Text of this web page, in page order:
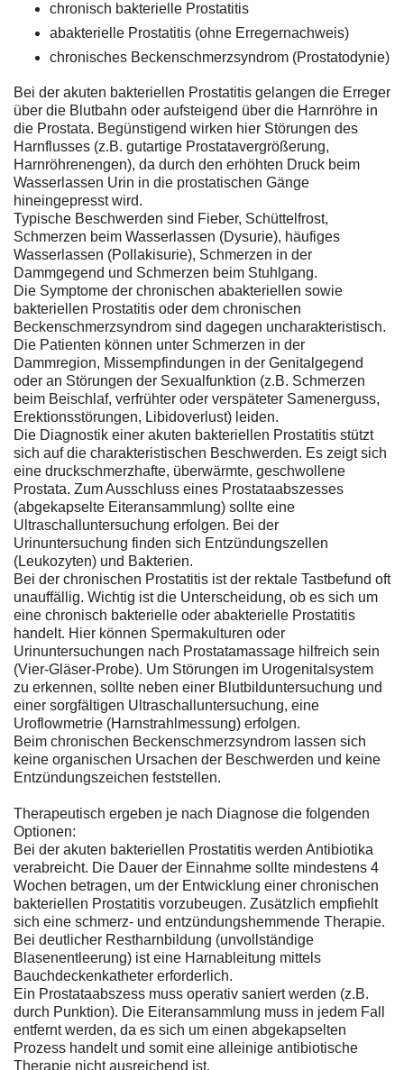
chronisch bakterielle Prostatitis
abakterielle Prostatitis (ohne Erregernachweis)
chronisches Beckenschmerzsyndrom (Prostatodynie)
Bei der akuten bakteriellen Prostatitis gelangen die Erreger
über die Blutbahn oder aufsteigend über die Harnröhre in
die Prostata. Begünstigend wirken hier Störungen des
Harnflusses (z.B. gutartige Prostatavergrößerung,
Harnröhrenengen), da durch den erhöhten Druck beim
Wasserlassen Urin in die prostatischen Gänge
hineingepresst wird.
Typische Beschwerden sind Fieber, Schüttelfrost,
Schmerzen beim Wasserlassen (Dysurie), häufiges
Wasserlassen (Pollakisurie), Schmerzen in der
Dammgegend und Schmerzen beim Stuhlgang.
Die Symptome der chronischen abakteriellen sowie
bakteriellen Prostatitis oder dem chronischen
Beckenschmerzsyndrom sind dagegen uncharakteristisch.
Die Patienten können unter Schmerzen in der
Dammregion, Missempfindungen in der Genitalgegend
oder an Störungen der Sexualfunktion (z.B. Schmerzen
beim Beischlaf, verfrühter oder verspäteter Samenerguss,
Erektionsstörungen, Libidoverlust) leiden.
Die Diagnostik einer akuten bakteriellen Prostatitis stützt
sich auf die charakteristischen Beschwerden. Es zeigt sich
eine druckschmerzhafte, überwärmte, geschwollene
Prostata. Zum Ausschluss eines Prostataabszesses
(abgekapselte Eiteransammlung) sollte eine
Ultraschalluntersuchung erfolgen. Bei der
Urinuntersuchung finden sich Entzündungszellen
(Leukozyten) und Bakterien.
Bei der chronischen Prostatitis ist der rektale Tastbefund oft
unauffällig. Wichtig ist die Unterscheidung, ob es sich um
eine chronisch bakterielle oder abakterielle Prostatitis
handelt. Hier können Spermakulturen oder
Urinuntersuchungen nach Prostatamassage hilfreich sein
(Vier-Gläser-Probe). Um Störungen im Urogenitalsystem
zu erkennen, sollte neben einer Blutbilduntersuchung und
einer sorgfältigen Ultraschalluntersuchung, eine
Uroflowmetrie (Harnstrahlmessung) erfolgen.
Beim chronischen Beckenschmerzsyndrom lassen sich
keine organischen Ursachen der Beschwerden und keine
Entzündungszeichen feststellen.
Therapeutisch ergeben je nach Diagnose die folgenden
Optionen:
Bei der akuten bakteriellen Prostatitis werden Antibiotika
verabreicht. Die Dauer der Einnahme sollte mindestens 4
Wochen betragen, um der Entwicklung einer chronischen
bakteriellen Prostatitis vorzubeugen. Zusätzlich empfiehlt
sich eine schmerz- und entzündungshemmende Therapie.
Bei deutlicher Restharnbildung (unvollständige
Blasenentleerung) ist eine Harnableitung mittels
Bauchdeckenkatheter erforderlich.
Ein Prostataabszess muss operativ saniert werden (z.B.
durch Punktion). Die Eiteransammlung muss in jedem Fall
entfernt werden, da es sich um einen abgekapselten
Prozess handelt und somit eine alleinige antibiotische
Therapie nicht ausreichend ist.